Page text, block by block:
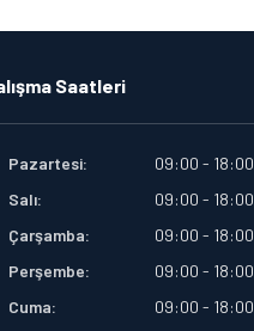
Saatleri
Pazartesi:
09:00 - 18:00
Salı:
09:00 - 18:00
Çarşamba:
09:00 - 18:00
Perşembe:
09:00 - 18:00
Cuma:
09:00 - 18:00